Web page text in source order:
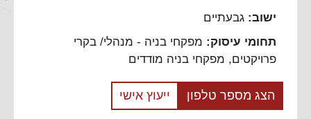
ישוב: גבעתיים
תחומי עיסוק: מפקחי בניה - מנהלי/ בקרי
פרויקטים, מפקחי בניה מודדים
הצג מספר טלפון ייעוץ אישי